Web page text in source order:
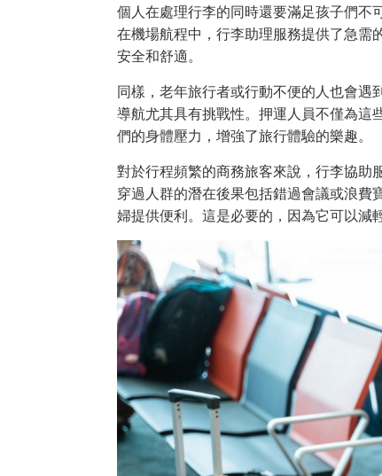
個人在處理行李的同時還要滿足孩子們不
在機場航程中，行李助理服務提供了急需
安全和舒適。
同樣，老年旅行者或行動不便的人也會遇
導航尤其具有挑戰性。押運人員不僅為這
們的身體壓力，增強了旅行體驗的樂趣。
對於行程頻繁的商務旅客來說，行李協助
穿過人群的潛在後果包括錯過會議或浪
婦提供便利。這是必要的，因為它可以減